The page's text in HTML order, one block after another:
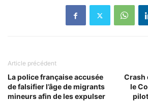
Article précédent
La police française accusée
de falsifier l’âge de migrants
mineurs afin de les expulser
Crash
le